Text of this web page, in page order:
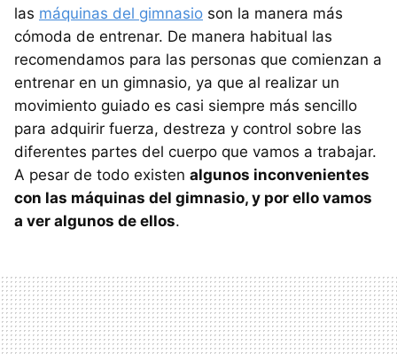
las máquinas del gimnasio son la manera más
cómoda de entrenar. De manera habitual las
recomendamos para las personas que comienzan a
entrenar en un gimnasio, ya que al realizar un
movimiento guiado es casi siempre más sencillo
para adquirir fuerza, destreza y control sobre las
diferentes partes del cuerpo que vamos a trabajar.
A pesar de todo existen algunos inconvenientes
con las máquinas del gimnasio, y por ello vamos
a ver algunos de ellos.